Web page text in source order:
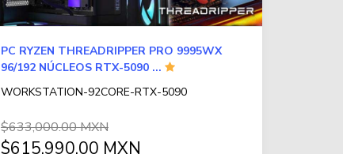
PC RYZEN THREADRIPPER PRO 9995WX
96/192 NÚCLEOS RTX-5090 ...
WORKSTATION-92CORE-RTX-5090
$633,000.00 MXN
$615,990.00 MXN